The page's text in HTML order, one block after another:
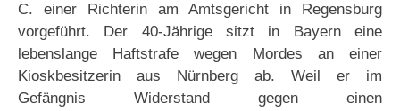
C. einer Richterin am Amtsgericht in Regensburg
vorgeführt. Der 40-Jährige sitzt in Bayern eine
lebenslange Haftstrafe wegen Mordes an einer
Kioskbesitzerin aus Nürnberg ab. Weil er im
Gefängnis Widerstand gegen einen